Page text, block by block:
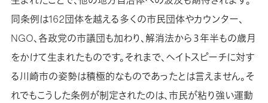
同条例は162団体を越える多くの市民団体やカウンター、
NGO、各政党の市議団も加わり、解消法から３年半もの歳月
をかけて生まれたものです。それまで、ヘイトスピーチに対す
る川崎市の姿勢は積極的なものであったとは言えません。そ
れでもこうした条例が制定されたのは、市民が粘り強い運動